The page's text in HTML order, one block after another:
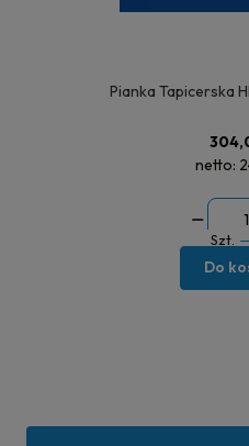
Pianka Tapicerska
netto:
Szt.
Do